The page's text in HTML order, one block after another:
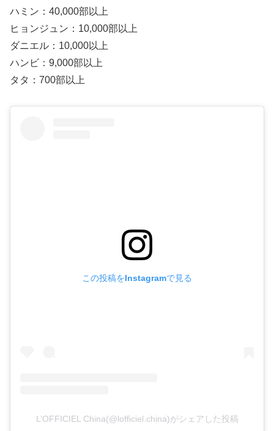
ハミン：40,000部以上
ヒョンジュン：10,000部以上
ダニエル：10,000以上
ハンビ：9,000部以上
タタ：700部以上
この投稿をInstagramで見る
L’OFFICIEL China(@lofficiel.china)がシェアした投稿